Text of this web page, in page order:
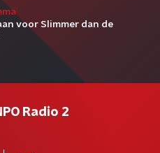
voor Slimmer dan de
Radio 2